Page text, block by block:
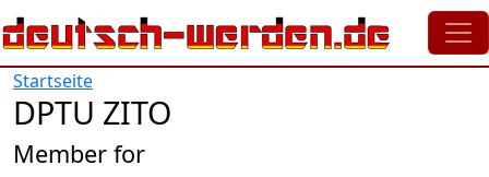
Direkt zum Inhalt
Startseite
DPTU ZITO
Member for